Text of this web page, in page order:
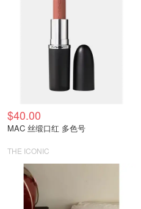
$40.00
MAC 丝缎口红 多色号
THE ICONIC